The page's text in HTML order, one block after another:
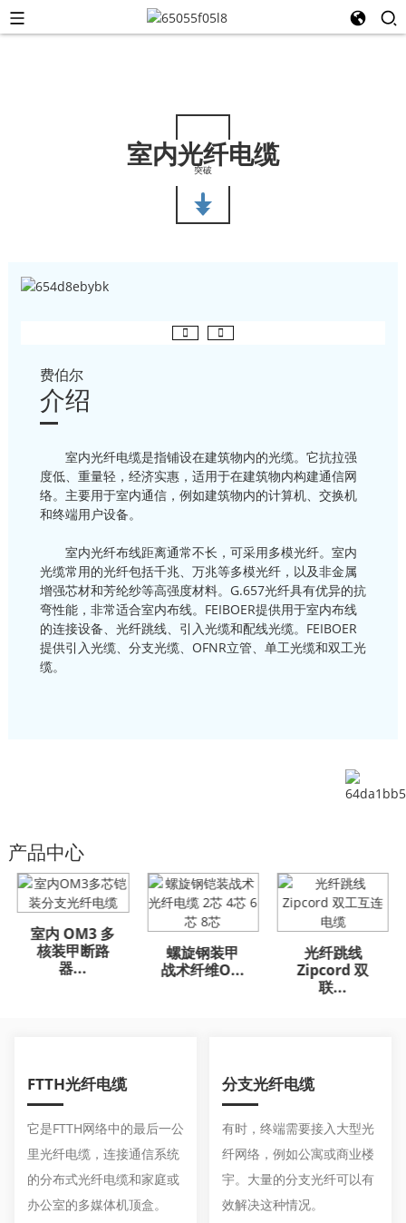
室内光纤电缆
突破
费伯尔
介绍
室内光纤电缆是指铺设在建筑物内的光缆。它抗拉强
度低、重量轻，经济实惠，适用于在建筑物内构建通信网
络。主要用于室内通信，例如建筑物内的计算机、交换机
和终端用户设备。
室内光纤布线距离通常不长，可采用多模光纤。室内
光缆常用的光纤包括千兆、万兆等多模光纤，以及非金属
增强芯材和芳纶纱等高强度材料。G.657光纤具有优异的抗
弯性能，非常适合室内布线。FEIBOER提供用于室内布线
的连接设备、光纤跳线、引入光缆和配线光缆。FEIBOER
提供引入光缆、分支光缆、OFNR立管、单工光缆和双工光
缆。
产品中心
室内 OM3 多
核装甲断路
器...
螺旋钢装甲
战术纤维O...
光纤跳线
Zipcord 双
联...
GYFTA53 铠
装室外光缆
9...
GYFTA53 铠
装室外光缆
9...
GYFTA53 铠
装室外光缆
9...
GYFTA53 铠
装室外光缆
9...
GYFTA53 铠
装室外光缆
9...
GYFTA53 铠
装室外光缆
9...
FTTH光纤电缆
它是FTTH网络中的最后一公
里光纤电缆，连接通信系统
的分布式光纤电缆和家庭或
办公室的多媒体机顶盒。
分支光纤电缆
有时，终端需要接入大型光
纤网络，例如公寓或商业楼
宇。大量的分支光纤可以有
效解决这种情况。